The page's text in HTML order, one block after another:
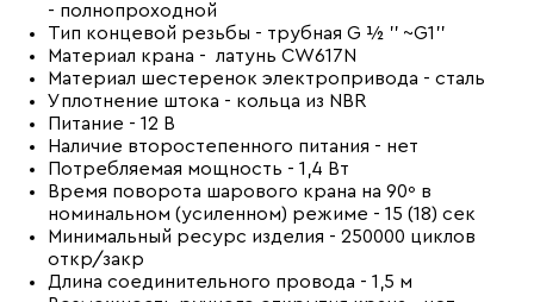
- полнопроходной
Тип концевой резьбы - трубная G ½ ’’ ~G1’’
Материал крана - латунь CW617N
Материал шестеренок электропривода - сталь
Уплотнение штока - кольца из NBR
Питание - 12 В
Наличие второстепенного питания - нет
Потребляемая мощность - 1,4 Вт
Время поворота шарового крана на 90º в
номинальном (усиленном) режиме - 15 (18) сек
Минимальный ресурс изделия - 250000 циклов
откр/закр
Длина соединительного провода - 1,5 м